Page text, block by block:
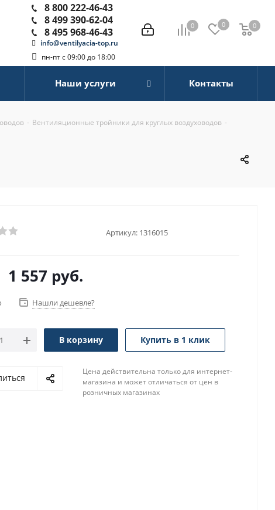
0 0 0
0
8 800 222-46-43
8 499 390-62-04
8 495 968-46-43
info@ventilyacia-top.ru
пн-пт с 09:00 до 18:00
Наши услуги Контакты
- Вентиляционные тройники для круглых воздуховодов -
Артикул: 1316015
1 557 руб.
Нашли дешевле?
В корзину Купить в 1 клик
Цена действительна только для интернет-
магазина и может отличаться от цен в
розничных магазинах